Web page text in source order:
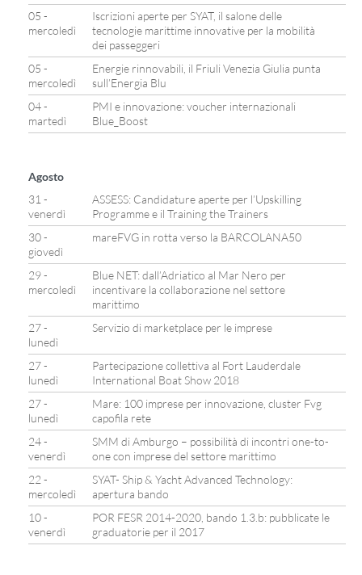
05 -
mercoledì
Iscrizioni aperte per SYAT, il salone delle
tecnologie marittime innovative per la mobilità
dei passeggeri
05 -
mercoledì
Energie rinnovabili, il Friuli Venezia Giulia punta
sull’Energia Blu
04 -
martedì
PMI e innovazione: voucher internazionali
Blue_Boost
Agosto
31 -
venerdì
ASSESS: Candidature aperte per l’Upskilling
Programme e il Training the Trainers
30 -
giovedì
mareFVG in rotta verso la BARCOLANA50
29 -
mercoledì
Blue NET: dall’Adriatico al Mar Nero per
incentivare la collaborazione nel settore
marittimo
27 -
lunedì
Servizio di marketplace per le imprese
27 -
lunedì
Partecipazione collettiva al Fort Lauderdale
International Boat Show 2018
27 -
lunedì
Mare: 100 imprese per innovazione, cluster Fvg
capofila rete
24 -
venerdì
SMM di Amburgo – possibilità di incontri one-to-
one con imprese del settore marittimo
22 -
mercoledì
SYAT- Ship & Yacht Advanced Technology:
apertura bando
10 -
venerdì
POR FESR 2014-2020, bando 1.3.b: pubblicate le
graduatorie per il 2017